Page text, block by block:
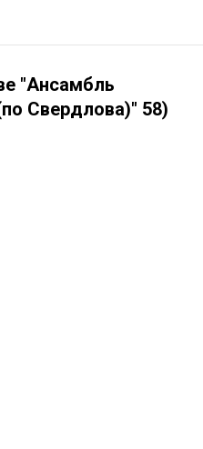
"Ансамбль
Свердлова)" 58)